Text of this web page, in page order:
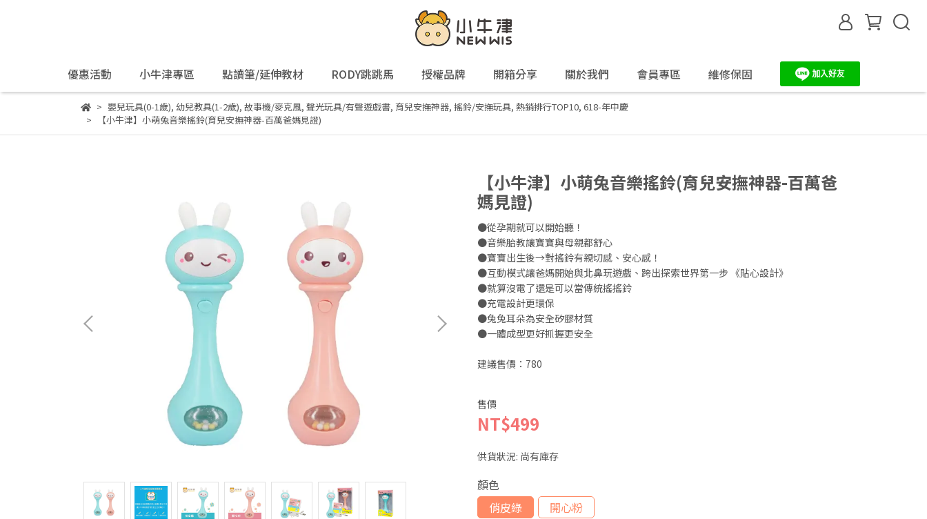
優惠活動 小牛津專區 點讀筆/延伸教材 RODY跳跳馬 授權品牌 開箱分享 關於我們 會員專區 維修保固
嬰兒玩具(0-1歲), 幼兒教具(1-2歲), 故事機/麥克風, 聲光玩具/有聲遊戲書, 育兒安撫神器, 搖鈴/安撫玩具, 熱銷排行TOP10, 618-年中慶
【小牛津】小萌兔音樂搖鈴​(育兒安撫神器-百萬爸媽見證)
【小牛津】小萌兔音樂搖鈴​(育兒安撫神器-百萬爸
媽見證)
●從孕期就可以開始聽！
●音樂胎教讓寶寶與母親都舒心
●寶寶出生後→對搖鈴有親切感、安心感！
●互動模式讓爸媽開始與北鼻玩遊戲、跨出探索世界第一步 《貼心設計》
●就算沒電了還是可以當傳統搖搖鈴
●充電設計更環保
●兔兔耳朵為安全矽膠材質
●一體成型更好抓握更安全
建議售價：780
售價
NT$499
供貨狀況: 尚有庫存
顏色
俏皮綠
開心粉